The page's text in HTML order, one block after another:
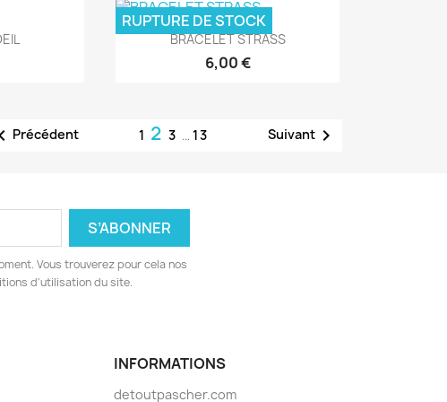
Aperçu rapide
BRACELET STRASS
6,00 €
RUPTURE DE STOCK
Précédent 1 2 3 … 13 Suivant
Vous trouverez pour cela nos
d'utilisation du site.
INFORMATIONS
detoutpascher.com